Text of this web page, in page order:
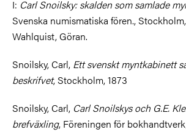
I: Carl Snoilsky: skalden som samlade
Svenska numismatiska fören.,
Wahlquist, Göran.
Snoilsky, Carl, Ett svenskt myntkabinett
beskrifvet, Stockholm, 1873
Snoilsky, Carl, Carl Snoilskys och G.E.
brefväxling, Föreningen för